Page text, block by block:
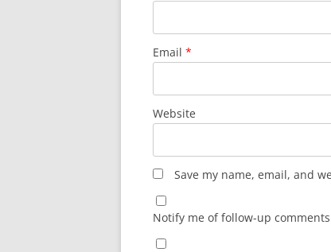
Email *
Website
Save my name, email, and
Notify me of follow-up